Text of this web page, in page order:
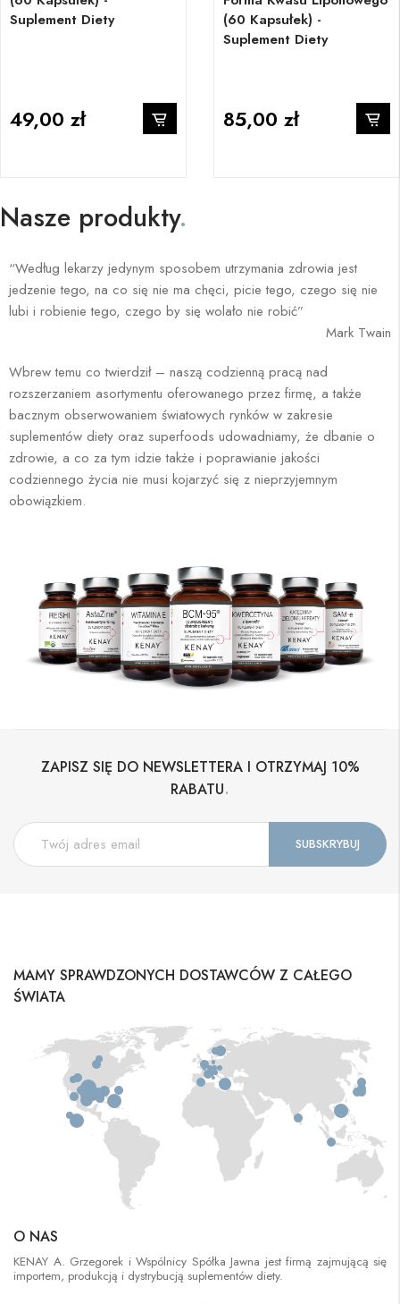
Suplement Diety
49,00 zł
(60 Kapsułek) -
Suplement Diety
85,00 zł
Nasze produkty.
“Według lekarzy jedynym sposobem utrzymania zdrowia jest
jedzenie tego, na co się nie ma chęci, picie tego, czego się nie
lubi i robienie tego, czego by się wolało nie robić”
Mark Twain
Wbrew temu co twierdził – naszą codzienną pracą nad
rozszerzaniem asortymentu oferowanego przez firmę, a także
bacznym obserwowaniem światowych rynków w zakresie
suplementów diety oraz superfoods udowadniamy, że dbanie o
zdrowie, a co za tym idzie także i poprawianie jakości
codziennego życia nie musi kojarzyć się z nieprzyjemnym
obowiązkiem.
ZAPISZ SIĘ DO NEWSLETTERA I OTRZYMAJ 10%
RABATU.
MAMY SPRAWDZONYCH DOSTAWCÓW Z CAŁEGO
ŚWIATA
O NAS
KENAY A. Grzegorek i Wspólnicy Spółka Jawna jest firmą zajmującą się
importem, produkcją i dystrybucją suplementów diety.